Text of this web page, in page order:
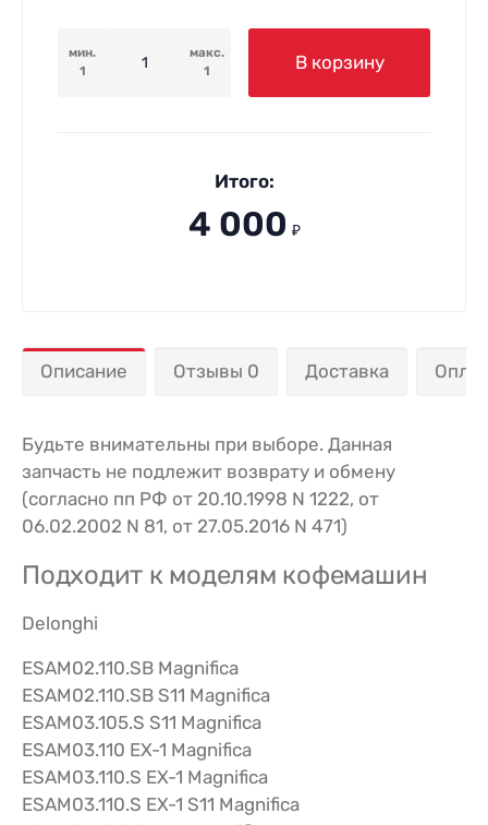
мин.
1
макс.
1
В корзину
Итого:
4 000 ₽
Описание Отзывы 0 Доставка
Будьте внимательны при выборе. Данная
запчасть не подлежит возврату и обмену
(согласно пп РФ от 20.10.1998 N 1222, от
06.02.2002 N 81, от 27.05.2016 N 471)
Подходит к моделям кофемашин
Delonghi
ESAM02.110.SB Magnifica
ESAM02.110.SB S11 Magnifica
ESAM03.105.S S11 Magnifica
ESAM03.110 EX-1 Magnifica
ESAM03.110.S EX-1 Magnifica
ESAM03.110.S EX-1 S11 Magnifica